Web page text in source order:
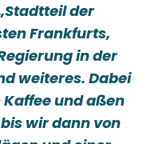
der
Frankfurts,
in der
weiteres. Dabei
und aßen
wir dann von